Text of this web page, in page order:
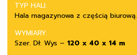
TYP HALI:
Hala magazynowa z częścią biurową.
WYMIARY:
Szer. Dł. Wys – 120 x 40 x 14 m